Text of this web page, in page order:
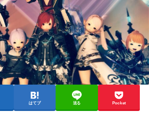
はてブ 送る Pocket